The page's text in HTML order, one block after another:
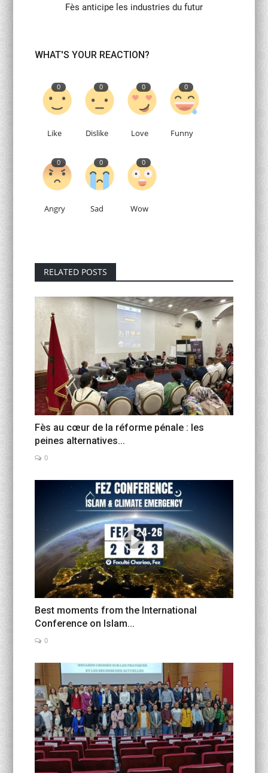
Fès anticipe les industries du futur
WHAT'S YOUR REACTION?
0
Like
0
Dislike
0
Love
0
Funny
0
Angry
0
Sad
0
Wow
RELATED POSTS
Fès au cœur de la réforme pénale : les
peines alternatives...
0
Best moments from the International
Conference on Islam...
0